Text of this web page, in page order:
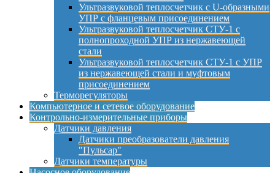
Ультразвуковой теплосчетчик с U-образными
УПР с фланцевым присоединением
Ультразвуковой теплосчетчик СТУ-1 с
полнопроходной УПР из нержавеющей
стали
Ультразвуковой теплосчетчик СТУ-1 с УПР
из нержавеющей стали и муфтовым
присоединением
Терморегуляторы
Компьютерное и сетевое оборудование
Контрольно-измерительные приборы
Датчики давления
Датчики преобразователи давления
"Пульсар"
Датчики температуры